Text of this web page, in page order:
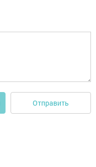
Отправить